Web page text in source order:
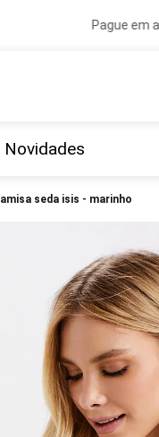
Pague em
Novidades
camisa seda isis - marinho